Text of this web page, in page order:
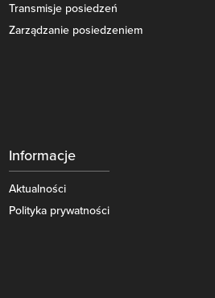
Transmisje posiedzeń
Zarządzanie posiedzeniem
Informacje
Aktualności
Polityka prywatności